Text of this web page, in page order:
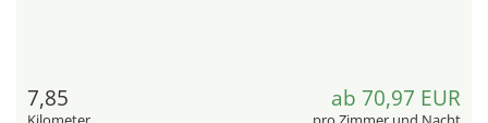
7,85 ab 70,97 EUR